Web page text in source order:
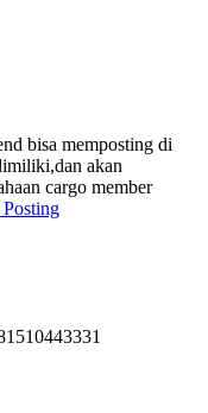
bisa memposting di
akan
cargo member